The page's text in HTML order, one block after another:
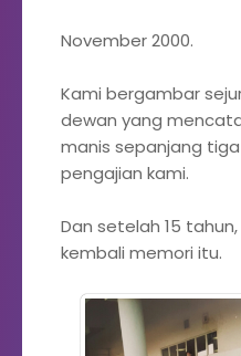
November 2000.
Kami bergambar
dewan yang
manis sepanjang
pengajian kami.
Dan setelah 15
kembali memori itu.